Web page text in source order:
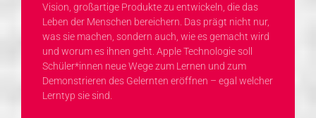
Vision, großartige Produkte zu entwickeln, die das
Leben der Menschen bereichern. Das prägt nicht nur,
was sie machen, sondern auch, wie es gemacht wird
und worum es ihnen geht. Apple Technologie soll
Schüler*innen neue Wege zum Lernen und zum
Demonstrieren des Gelernten eröffnen – egal welcher
Lerntyp sie sind.